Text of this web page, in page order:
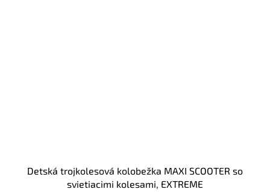
Detská trojkolesová kolobežka MAXI SCOOTER so
svietiacimi kolesami, EXTREME